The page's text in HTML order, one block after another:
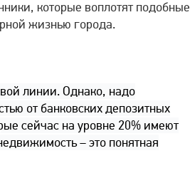
которые воплотят подобные
жизнью города.
линии. Однако, надо
от банковских депозитных
сейчас на уровне 20% имеют
– это понятная